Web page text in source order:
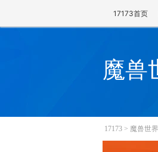
17173首页
魔兽
17173 > 魔兽世界